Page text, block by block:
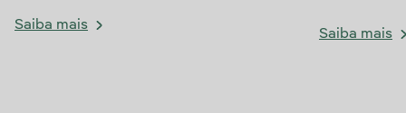
Saiba mais
Saiba mais